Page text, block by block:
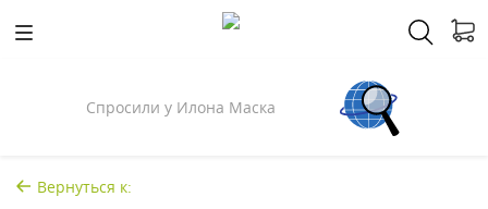
Спросили у Илона Маска
Вернуться к: